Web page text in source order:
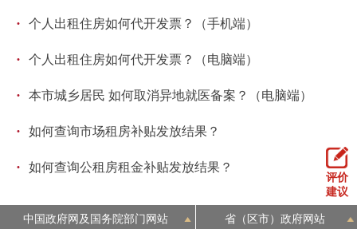
· 个人出租住房如何代开发票？（手机端）
· 个人出租住房如何代开发票？（电脑端）
· 本市城乡居民 如何取消异地就医备案？（电脑端）
· 如何查询市场租房补贴发放结果？
· 如何查询公租房租金补贴发放结果？
评价
建议
中国政府网及国务院部门网站 省（区市）政府网站